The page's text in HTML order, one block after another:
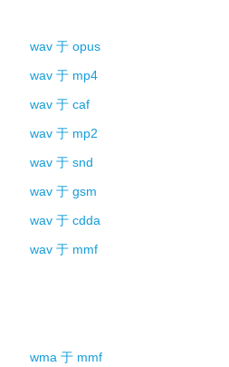
wav 于 opus
wav 于 mp4
wav 于 caf
wav 于 mp2
wav 于 snd
wav 于 gsm
wav 于 cdda
wav 于 mmf
wma 于 mmf